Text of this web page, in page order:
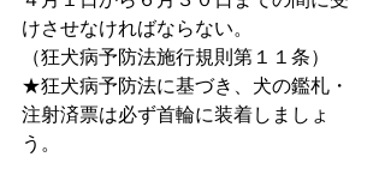
けさせなければならない。
（狂犬病予防法施行規則第１１条）
★狂犬病予防法に基づき、犬の鑑札・
注射済票は必ず首輪に装着しましょ
う。